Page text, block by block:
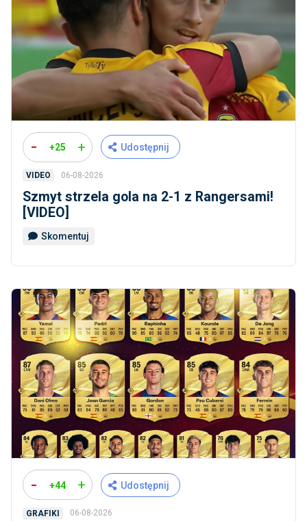
- +25 + Udostępnij
VIDEO 06-08-2026
Szmyt strzela gola na 2-1 z Rangersami!
[VIDEO]
Skomentuj
- +44 + Udostępnij
GRAFIKI 06-08-2026